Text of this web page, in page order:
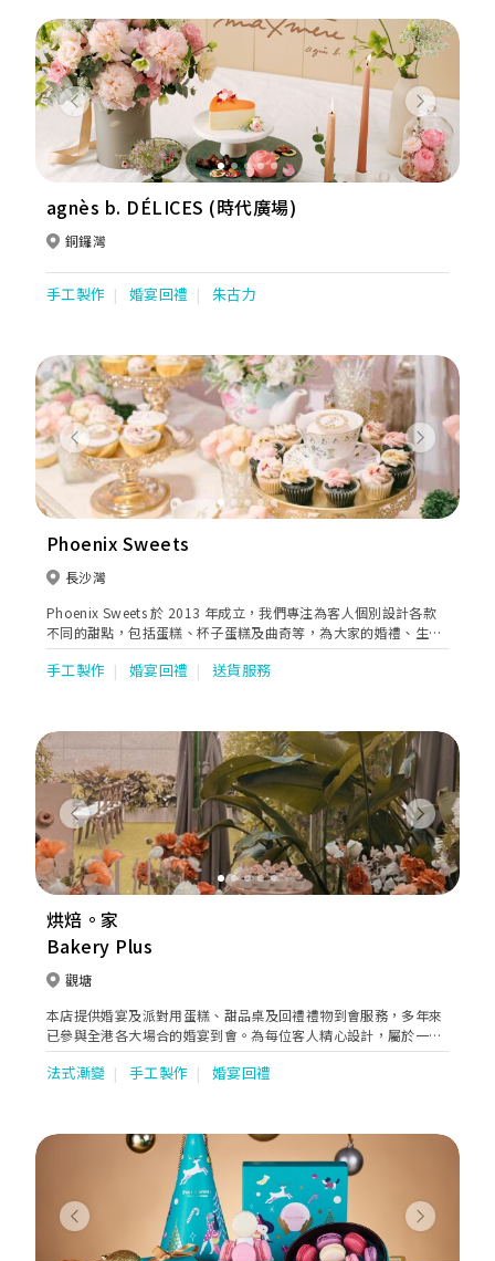
Previous Next
agnès b. DÉLICES (時代廣場)
銅鑼灣
手工製作 婚宴回禮 朱古力
Previous Next
Phoenix Sweets
長沙灣
Phoenix Sweets 於 2013 年成立，我們專注為客人個別設計各款
不同的甜點，包括蛋糕、杯子蛋糕及曲奇等，為大家的婚禮、生
日、周年紀念及任何大日子送上祝福。 每一件 Phoenix Sweets 的
作品都是獨一無二，希望每一位客人都可以透過我們的細緻甜點向
手工製作 婚宴回禮 送貨服務
Previous Next
烘焙。家
Bakery Plus
觀塘
本店提供婚宴及派對用蛋糕、甜品桌及回禮禮物到會服務，多年來
已參與全港各大場合的婚宴到會。為每位客人精心設計，屬於一對
新人的甜蜜時刻。
法式漸變 手工製作 婚宴回禮
Previous Next